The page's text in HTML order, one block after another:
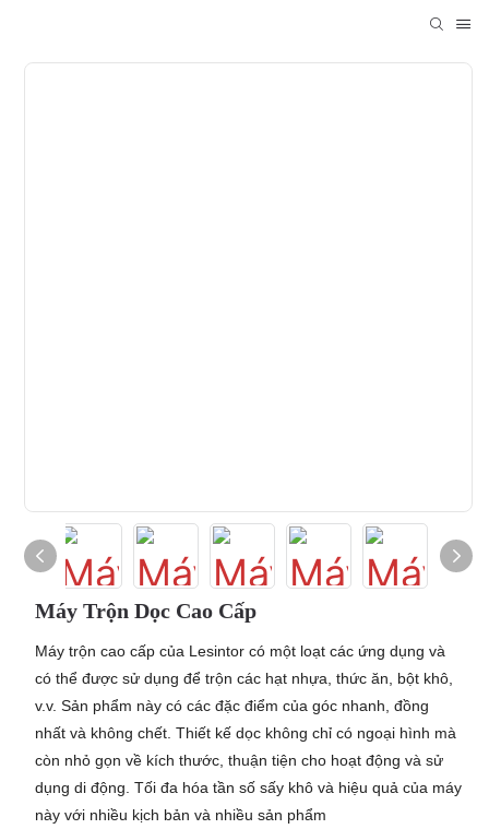
Máy Trộn Dọc Cao Cấp
Máy trộn cao cấp của Lesintor có một loạt các ứng dụng và
có thể được sử dụng để trộn các hạt nhựa, thức ăn, bột khô,
v.v. Sản phẩm này có các đặc điểm của góc nhanh, đồng
nhất và không chết. Thiết kế dọc không chỉ có ngoại hình mà
còn nhỏ gọn về kích thước, thuận tiện cho hoạt động và sử
dụng di động. Tối đa hóa tần số sấy khô và hiệu quả của máy
này với nhiều kịch bản và nhiều sản phẩm